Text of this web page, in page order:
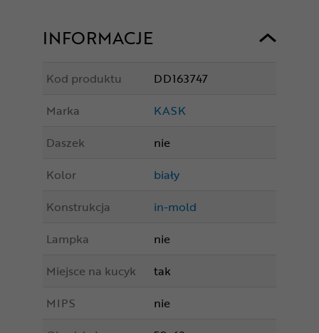
INFORMACJE
Kod produktu
DD163747
Marka
KASK
Daszek
nie
Kolor
biały
Konstrukcja
in-mold
Lampka
nie
Miejsce na kucyk
tak
MIPS
nie